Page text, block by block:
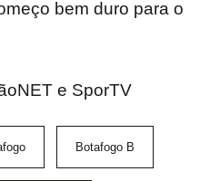
bem duro para o
e SporTV
Botafogo B